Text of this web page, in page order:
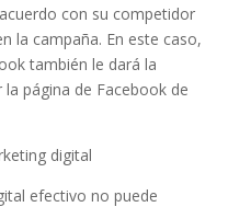
con su competidor
la campaña. En este caso,
también le dará la
página de Facebook de
digital
efectivo no puede